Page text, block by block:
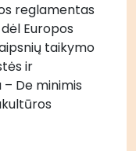
reglamentas
Europos
taikymo
ir
De minimis